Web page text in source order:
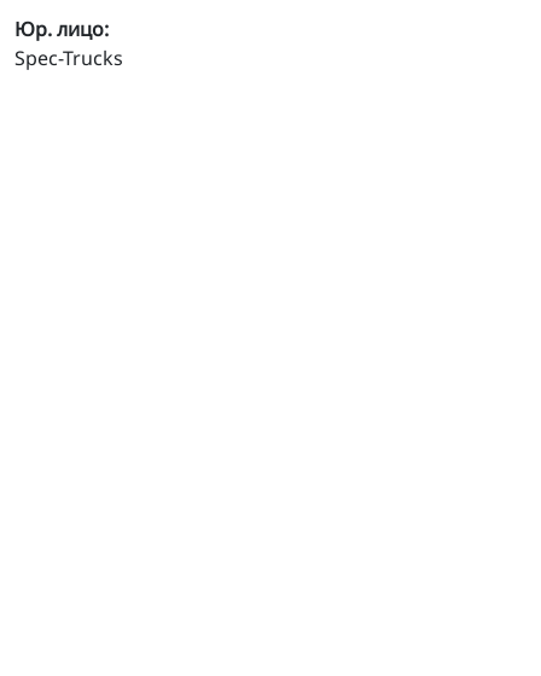
Юр. лицо:
Spec-Trucks